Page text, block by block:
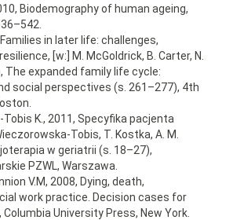
Biodemography of human ageing,
Families in later life: challenges,
[w:] M. McGoldrick, B. Carter, N.
The expanded family life cycle:
social perspectives (s. 261–277), 4th
K., 2011, Specyfika pacjenta
Tobis, T. Kostka, A. M.
w geriatrii (s. 18–27),
PZWL, Warszawa.
V.M, 2008, Dying, death,
work practice. Decision cases for
University Press, New York.